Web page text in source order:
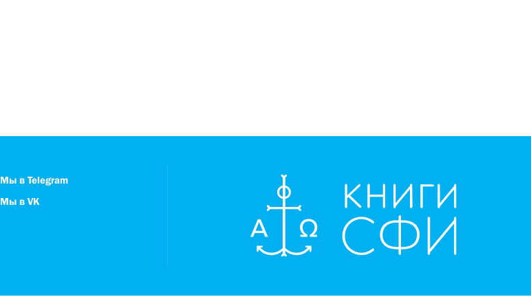
Мы в Telegram
Мы в VK